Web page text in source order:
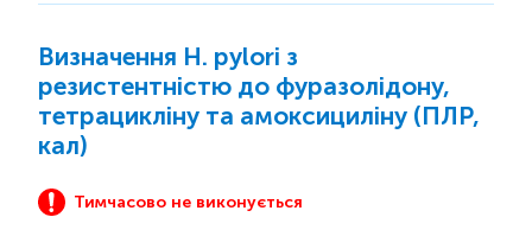
Визначення H. pylori з
резистентністю до фуразолідону,
тетрацикліну та амоксициліну (ПЛР,
кал)
Тимчасово не виконується